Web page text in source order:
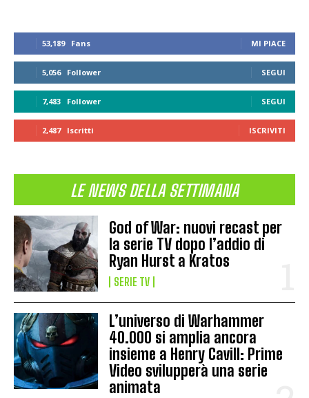
53,189 Fans MI PIACE
5,056 Follower SEGUI
7,483 Follower SEGUI
2,487 Iscritti ISCRIVITI
LE NEWS DELLA SETTIMANA
God of War: nuovi recast per
la serie TV dopo l’addio di
Ryan Hurst a Kratos
SERIE TV
L’universo di Warhammer
40.000 si amplia ancora
insieme a Henry Cavill: Prime
Video svilupperà una serie
animata